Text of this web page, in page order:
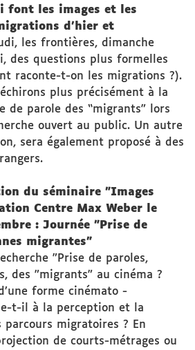
font les images et les
d'hier et
les frontières, dimanche
des questions plus formelles
raconte-t-on les migrations ?).
plus précisément à la
de parole des “migrants” lors
ouvert au public. Un autre
sera également proposé à des
du séminaire "Images
Centre Max Weber le
: Journée "Prise de
migrantes"
"Prise de paroles,
des "migrants" au cinéma ?
forme cinémato -
t-il à la perception et la
parcours migratoires ? En
de courts-métrages ou